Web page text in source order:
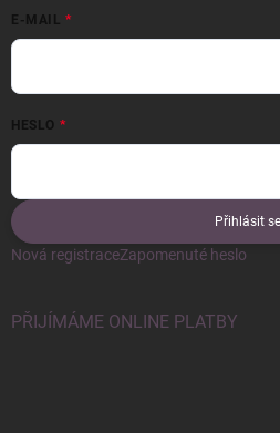
E-MAIL
HESLO
Přihlásit se
Nová registraceZapomenuté heslo
PŘIJÍMÁME ONLINE PLATBY